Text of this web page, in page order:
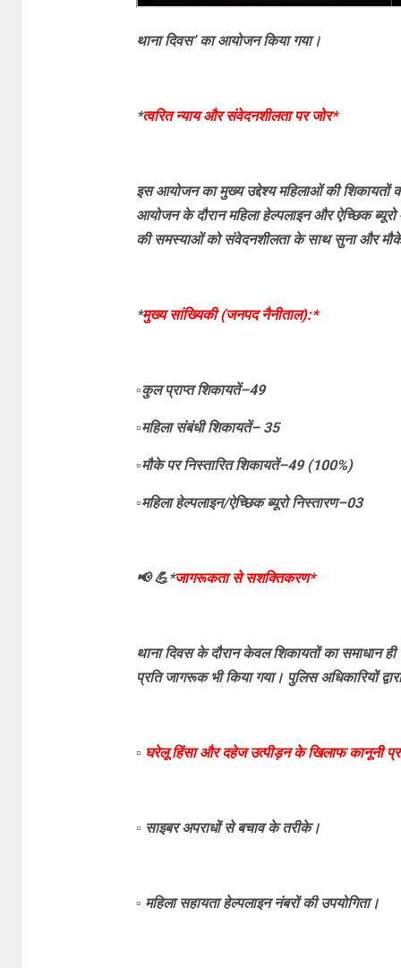
थाना दिवस’ का आयोजन किया गया।
*त्वरित न्याय और संवेदनशीलता पर जोर*
इस आयोजन का मुख्य उद्देश्य महिलाओं की शिकायतों
आयोजन के दौरान महिला हेल्पलाइन और ऐच्छिक ब्यूरो
की समस्याओं को संवेदनशीलता के साथ सुना और मौके
*मुख्य सांख्यिकी (जनपद नैनीताल):*
▫️कुल प्राप्त शिकायतें–49
▫️महिला संबंधी शिकायतें– 35
▫️मौके पर निस्तारित शिकायतें–49 (100%)
▫️महिला हेल्पलाइन/ऐच्छिक ब्यूरो निस्तारण–03
📢 💪*जागरूकता से सशक्तिकरण*
थाना दिवस के दौरान केवल शिकायतों का समाधान
प्रति जागरूक भी किया गया। पुलिस अधिकारियों
▫️ घरेलू हिंसा और दहेज उत्पीड़न के खिलाफ कानूनी
▫️ साइबर अपराधों से बचाव के तरीके।
▫️ महिला सहायता हेल्पलाइन नंबरों की उपयोगिता।